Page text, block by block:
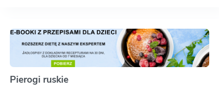
Pierogi ruskie